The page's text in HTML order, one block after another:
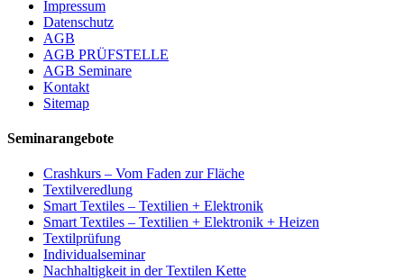
Impressum
Datenschutz
AGB
AGB PRÜFSTELLE
AGB Seminare
Kontakt
Sitemap
Seminarangebote
Crashkurs – Vom Faden zur Fläche
Textilveredlung
Smart Textiles – Textilien + Elektronik
Smart Textiles – Textilien + Elektronik + Heizen
Textilprüfung
Individualseminar
Nachhaltigkeit in der Textilen Kette